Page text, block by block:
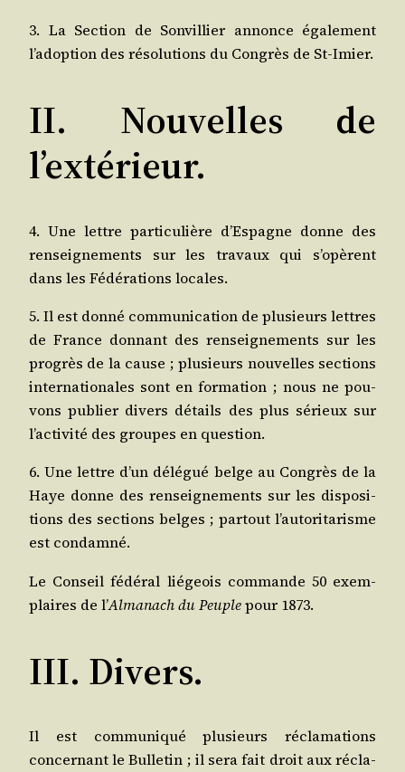
3. La Sec­tion de Son­vil­lier annonce éga­le­ment
l’adoption des réso­lu­tions du Congrès de St-Imier.
II. Nouvelles de
l’extérieur.
4. Une lettre par­ti­cu­lière d’Espagne donne des
ren­sei­gne­ments sur les tra­vaux qui s’opèrent
dans les Fédé­ra­tions locales.
5. Il est don­né com­mu­ni­ca­tion de plu­sieurs lettres
de France don­nant des ren­sei­gne­ments sur les
pro­grès de la cause ; plu­sieurs nou­velles sec­tions
inter­na­tio­nales sont en for­ma­tion ; nous ne pou­
vons publier divers détails des plus sérieux sur
l’activité des groupes en question.
6. Une lettre d’un délé­gué belge au Congrès de la
Haye donne des ren­sei­gne­ments sur les dis­po­si­
tions des sec­tions belges ; par­tout l’autoritarisme
est condamné.
Le Conseil fédé­ral lié­geois com­mande 50 exem­
plaires de l’Alma­nach du Peuplepour 1873.
III. Divers.
Il est com­mu­ni­qué plu­sieurs récla­ma­tions
concer­nant le Bul­le­tin ; il sera fait droit aux récla­